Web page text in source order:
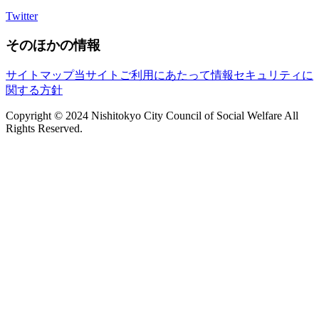
Twitter
そのほかの情報
サイトマップ当サイトご利用にあたって情報セキュリティに
関する方針
Copyright © 2024 Nishitokyo City Council of Social Welfare All
Rights Reserved.